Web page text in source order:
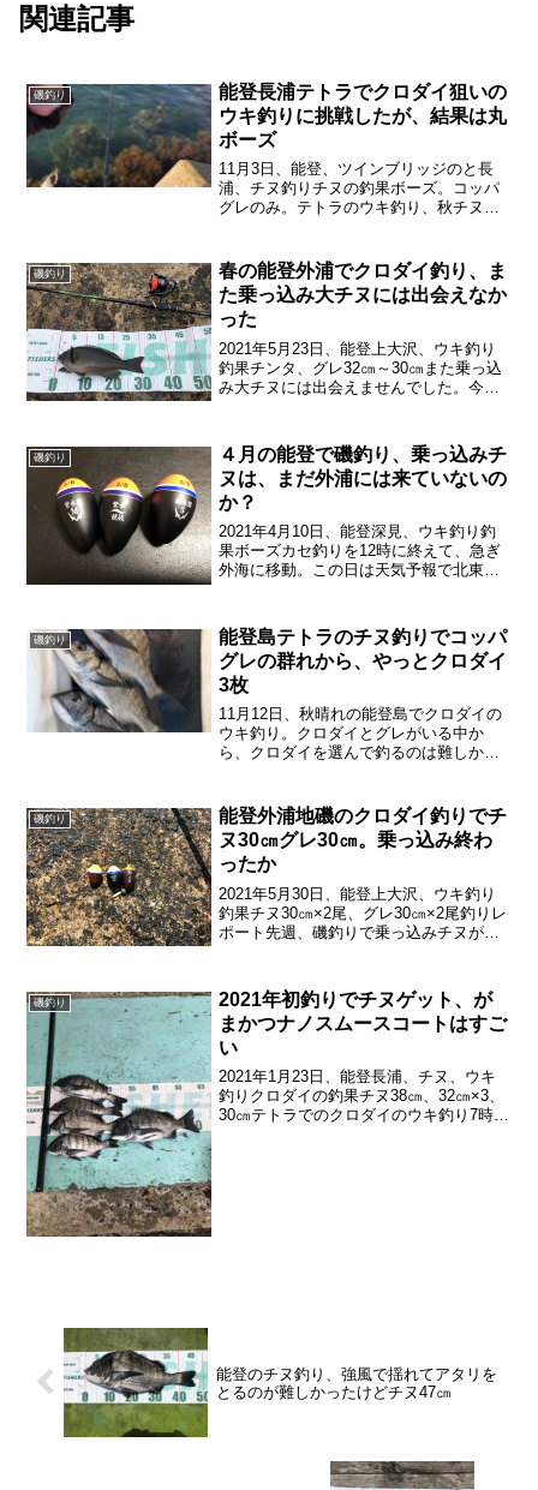
関連記事
磯釣り
能登長浦テトラでクロダイ狙いの
ウキ釣りに挑戦したが、結果は丸
ボーズ
11月3日、能登、ツインブリッジのと長
浦、チヌ釣りチヌの釣果ボーズ。コッパ
グレのみ。テトラのウキ釣り、秋チヌ狙
ダメ。やっとこさボーズにだけはなって
ない。釣り方、エサを...
磯釣り
春の能登外浦でクロダイ釣り、ま
た乗っ込み大チヌには出会えなか
った
2021年5月23日、能登上大沢、ウキ釣り
釣果チンタ、グレ32㎝～30㎝また乗っ込
み大チヌには出会えませんでした。今回
戦。4時上大沢到着、天気は雨、波高し、
時々突風。あ...
磯釣り
４月の能登で磯釣り、乗っ込みチ
ヌは、まだ外浦には来ていないの
か？
2021年4月10日、能登深見、ウキ釣り釣
果ボーズカセ釣りを12時に終えて、急ぎ
外海に移動。この日は天気予報で北東の
は、鹿磯から深見漁港に向かう途中の海
苔畑の横の磯。北東...
磯釣り
能登島テトラのチヌ釣りでコッパ
グレの群れから、やっとクロダイ
3枚
11月12日、秋晴れの能登島でクロダイの
ウキ釣り。クロダイとグレがいる中か
ら、クロダイを選んで釣るのは難しかっ
なってしまった。しばらく40オーバーが
ない。悔しいー！...
磯釣り
能登外浦地磯のクロダイ釣りでチ
ヌ30㎝グレ30㎝。乗っ込み終わ
ったか
2021年5月30日、能登上大沢、ウキ釣り
釣果チヌ30㎝×2尾、グレ30㎝×2尾釣りレ
ポート先週、磯釣りで乗っ込みチヌが釣
過して波が高かったが、この日は2mから
１ｍに...
磯釣り
2021年初釣りでチヌゲット、が
まかつナノスムースコートはすご
い
2021年1月23日、能登長浦、チヌ、ウキ
釣りクロダイの釣果チヌ38㎝、32㎝×3、
30㎝テトラでのクロダイのウキ釣り7時過
能登のチヌ釣り、強風で揺れてアタリを
とるのが難しかったけどチヌ47㎝